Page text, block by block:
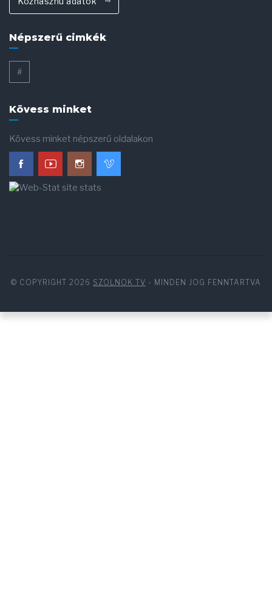
Népszerű cimkék
#
Kövess minket
Kövess minket népszerű oldalakon
© COPYRIGHT 2026 SZOLNOK TV - MINDEN JOG FENNTARTVA